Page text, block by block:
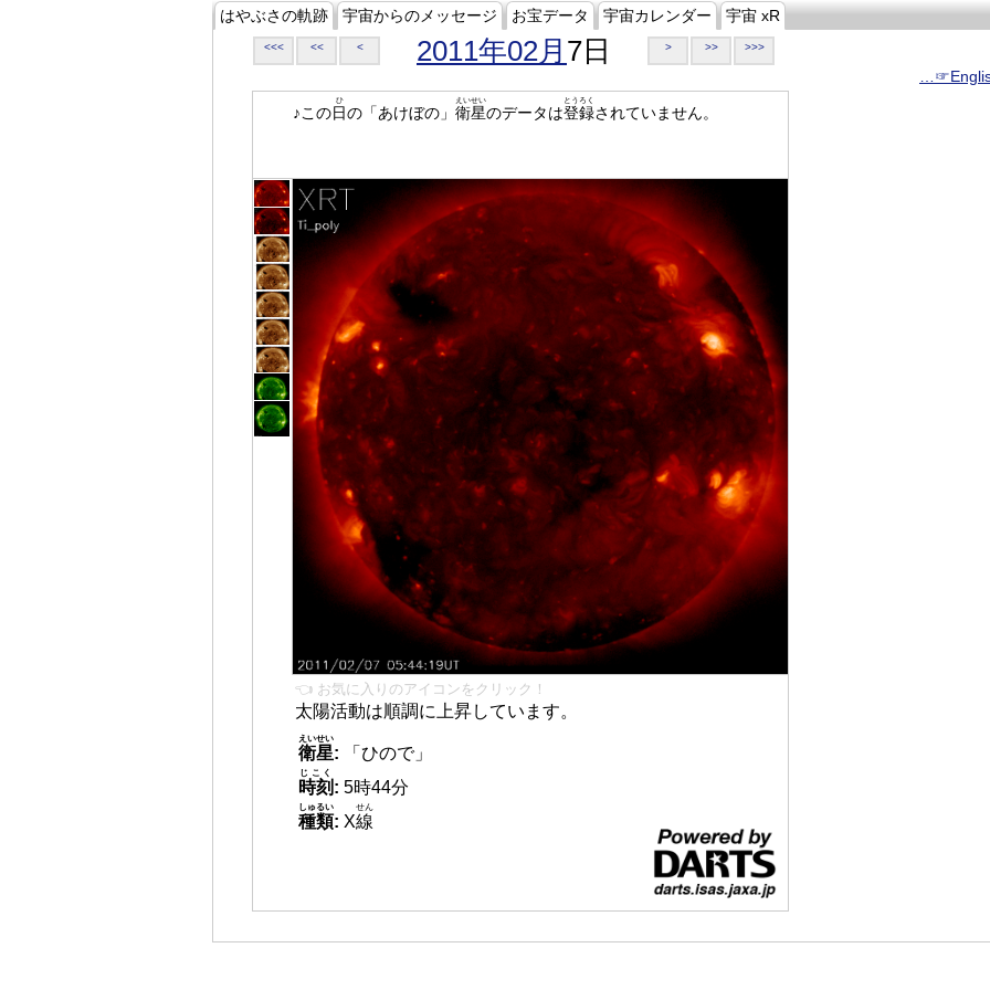
はやぶさの軌跡 宇宙からのメッセージ お宝データ 宇宙カレンダー 宇宙 xR
<<< << < 2011年02月 7日 > >> >>>
♪この日
ひ
の「あけぼの」 衛星
えいせい
のデータは登録
とうろく
されていません。
👈 お気に入りのアイコンをクリック！
太陽活動は順調に上昇しています。
衛星
えいせい
:
「ひので」
時刻
じこく
: 5時44分
種類
しゅるい
: X線
せん